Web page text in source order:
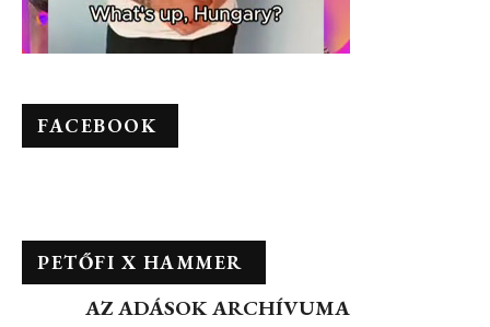
FACEBOOK
PETŐFI X HAMMER
AZ ADÁSOK ARCHÍVUMA